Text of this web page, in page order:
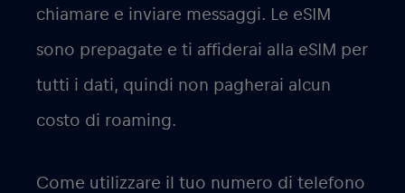
chiamare e inviare messaggi. Le eSIM
sono prepagate e ti affiderai alla eSIM per
tutti i dati, quindi non pagherai alcun
costo di roaming.
Come utilizzare il tuo numero di telefono